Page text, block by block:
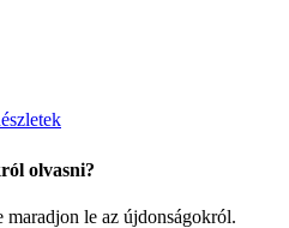
olvasni?
le az újdonságokról.